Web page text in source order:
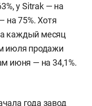
у Sitrak — на
на 75%. Хотя
каждый месяц
июля продажи
июня — на 34,1%.
года завод